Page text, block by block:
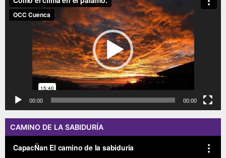
vídeo
00:00 00:00
CAMINO DE LA SABIDURÍA